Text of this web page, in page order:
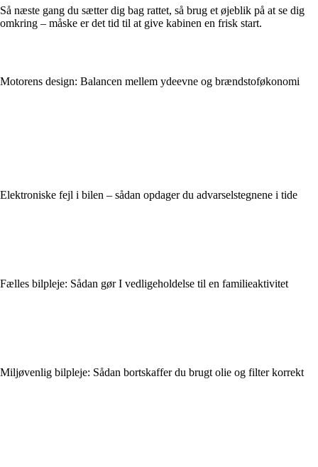
Så næste gang du sætter dig bag rattet, så brug et øjeblik på at se dig
omkring – måske er det tid til at give kabinen en frisk start.
Motorens design: Balancen mellem ydeevne og brændstoføkonomi
Elektroniske fejl i bilen – sådan opdager du advarselstegnene i tide
Fælles bilpleje: Sådan gør I vedligeholdelse til en familieaktivitet
Miljøvenlig bilpleje: Sådan bortskaffer du brugt olie og filter korrekt